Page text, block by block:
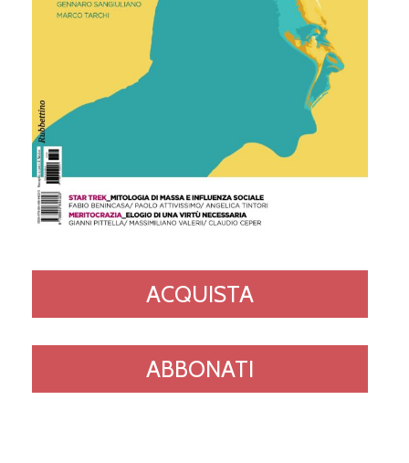
ACQUISTA
ABBONATI